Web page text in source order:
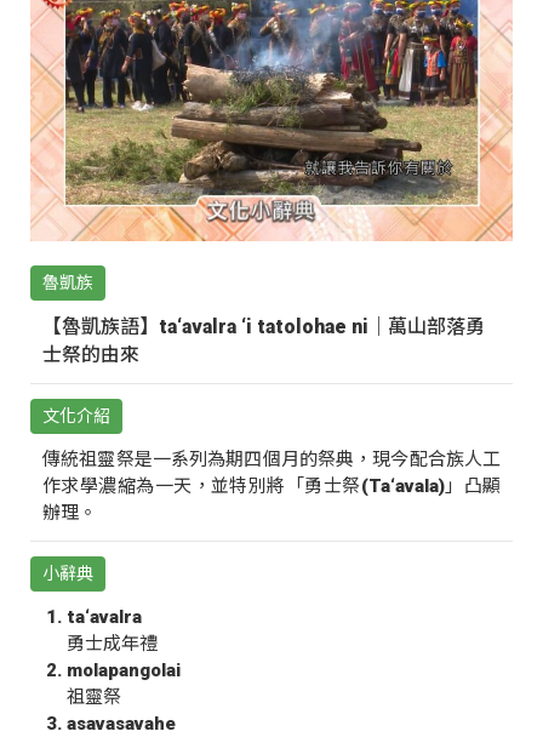
魯凱族
【魯凱族語】ta‘avalra ‘i tatolohae ni｜萬山部落勇
士祭的由來
文化介紹
傳統祖靈祭是一系列為期四個月的祭典，現今配合族人工
作求學濃縮為一天，並特別將「勇士祭(Ta‘avala)」凸顯
辦理。
小辭典
ta‘avalra
勇士成年禮
molapangolai
祖靈祭
asavasavahe